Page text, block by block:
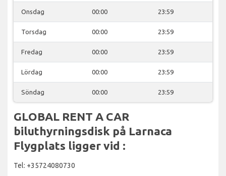
Onsdag 00:00 23:59
Torsdag 00:00 23:59
Fredag 00:00 23:59
Lördag 00:00 23:59
Söndag 00:00 23:59
GLOBAL RENT A CAR
biluthyrningsdisk på Larnaca
Flygplats ligger vid :
Tel: +35724080730